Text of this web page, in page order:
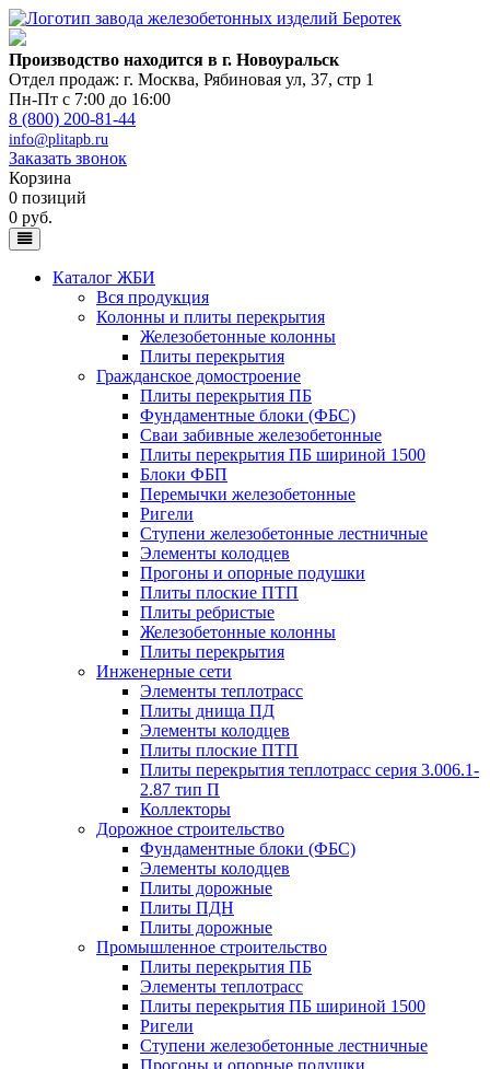
Производство находится в г. Новоуральск
Отдел продаж: г. Москва, Рябиновая ул, 37, стр 1
Пн-Пт с 7:00 до 16:00
8 (800) 200-81-44
info@plitapb.ru
Заказать звонок
Корзина
0 позиций
0 руб.
Каталог ЖБИ
Вся продукция
Колонны и плиты перекрытия
Железобетонные колонны
Плиты перекрытия
Гражданское домостроение
Плиты перекрытия ПБ
Фундаментные блоки (ФБС)
Сваи забивные железобетонные
Плиты перекрытия ПБ шириной 1500
Блоки ФБП
Перемычки железобетонные
Ригели
Ступени железобетонные лестничные
Элементы колодцев
Прогоны и опорные подушки
Плиты плоские ПТП
Плиты ребристые
Железобетонные колонны
Плиты перекрытия
Инженерные сети
Элементы теплотрасс
Плиты днища ПД
Элементы колодцев
Плиты плоские ПТП
Плиты перекрытия теплотрасс серия 3.006.1-
2.87 тип П
Коллекторы
Дорожное строительство
Фундаментные блоки (ФБС)
Элементы колодцев
Плиты дорожные
Плиты ПДН
Плиты дорожные
Промышленное строительство
Плиты перекрытия ПБ
Элементы теплотрасс
Плиты перекрытия ПБ шириной 1500
Ригели
Ступени железобетонные лестничные
Прогоны и опорные подушки